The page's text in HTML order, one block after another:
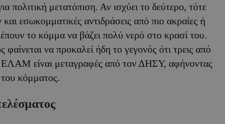
πολιτική μετατόπιση. Αν ισχύει το δεύτερο, τότε
εσωκομματικές αντιδράσεις από πιο ακραίες ή
το κόμμα να βάζει πολύ νερό στο κρασί του.
να προκαλεί ήδη το γεγονός ότι τρεις από
ΕΛΑΜ είναι μεταγραφές από τον ΔΗΣΥ, αφήνοντας
κόμματος.